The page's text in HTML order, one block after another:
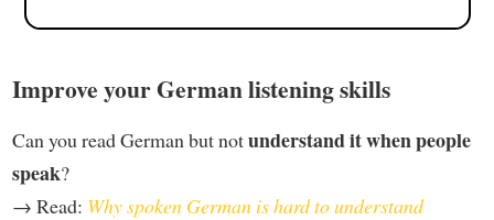
Improve your German listening skills
Can you read German but notunderstand it when people
speak?
→ Read: Why spoken German is hard to understand